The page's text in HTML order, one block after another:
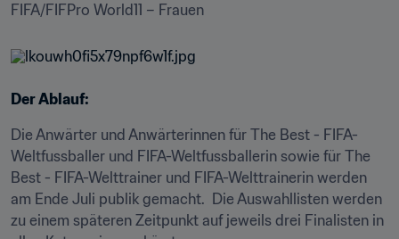
FIFA/FIFPro World11 – Frauen
Der Ablauf:
Die Anwärter und Anwärterinnen für The Best - FIFA-
Weltfussballer und FIFA-Weltfussballerin sowie für The
Best - FIFA-Welttrainer und FIFA-Welttrainerin werden
am Ende Juli publik gemacht.  Die Auswahllisten werden
zu einem späteren Zeitpunkt auf jeweils drei Finalisten in